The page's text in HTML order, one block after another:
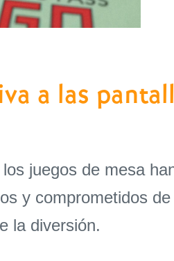
a las
juegos de mesa
y comprometidos
la diversión.